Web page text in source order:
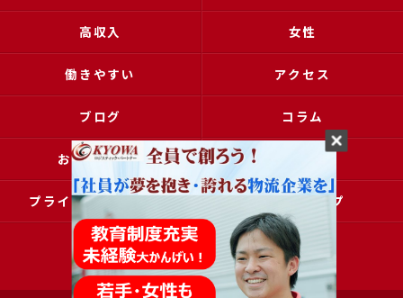
高収入 女性
働きやすい アクセス
ブログ コラム
お問い合わせ
プライバシーポリシー サイトマップ